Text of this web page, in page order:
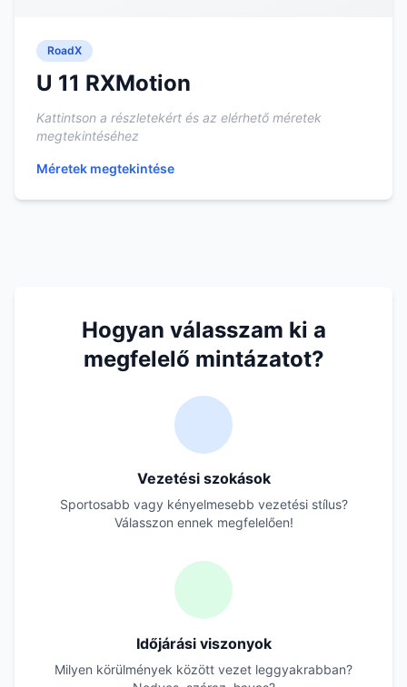
RoadX
U 11 RXMotion
Kattintson a részletekért és az elérhető méretek
megtekintéséhez
Méretek megtekintése
Hogyan válasszam ki a
megfelelő mintázatot?
Vezetési szokások
Sportosabb vagy kényelmesebb vezetési stílus?
Válasszon ennek megfelelően!
Időjárási viszonyok
Milyen körülmények között vezet leggyakrabban?